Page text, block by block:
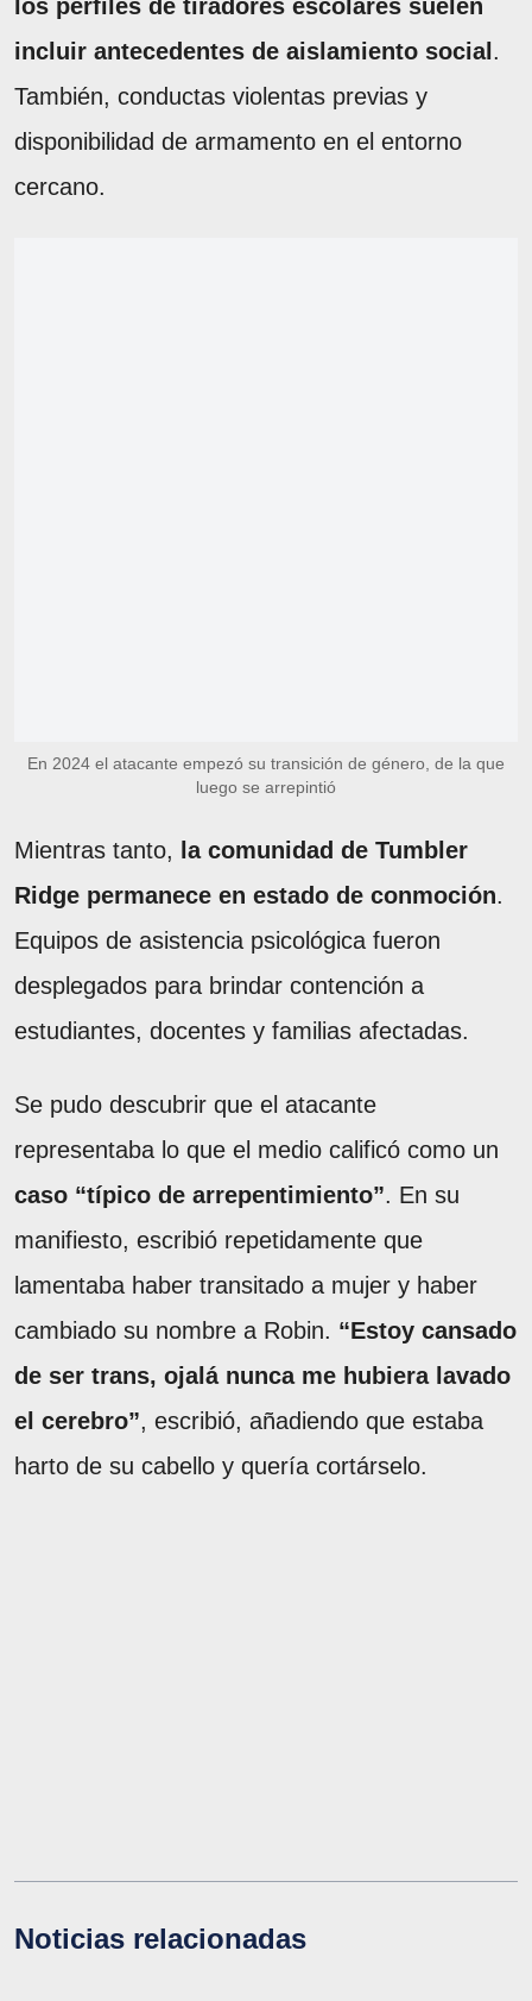
los perfiles de tiradores escolares suelen
incluir antecedentes de aislamiento social .
También, conductas violentas previas y
disponibilidad de armamento en el entorno
cercano.
En 2024 el atacante empezó su transición de género, de la que
luego se arrepintió
Mientras tanto, la comunidad de Tumbler
Ridge permanece en estado de conmoción.
Equipos de asistencia psicológica fueron
desplegados para brindar contención a
estudiantes, docentes y familias afectadas.
Se pudo descubrir que el atacante
representaba lo que el medio calificó como un
caso “típico de arrepentimiento”. En su
manifiesto, escribió repetidamente que
lamentaba haber transitado a mujer y haber
cambiado su nombre a Robin. “Estoy cansado
de ser trans, ojalá nunca me hubiera lavado
el cerebro”, escribió, añadiendo que estaba
harto de su cabello y quería cortárselo.
Noticias relacionadas